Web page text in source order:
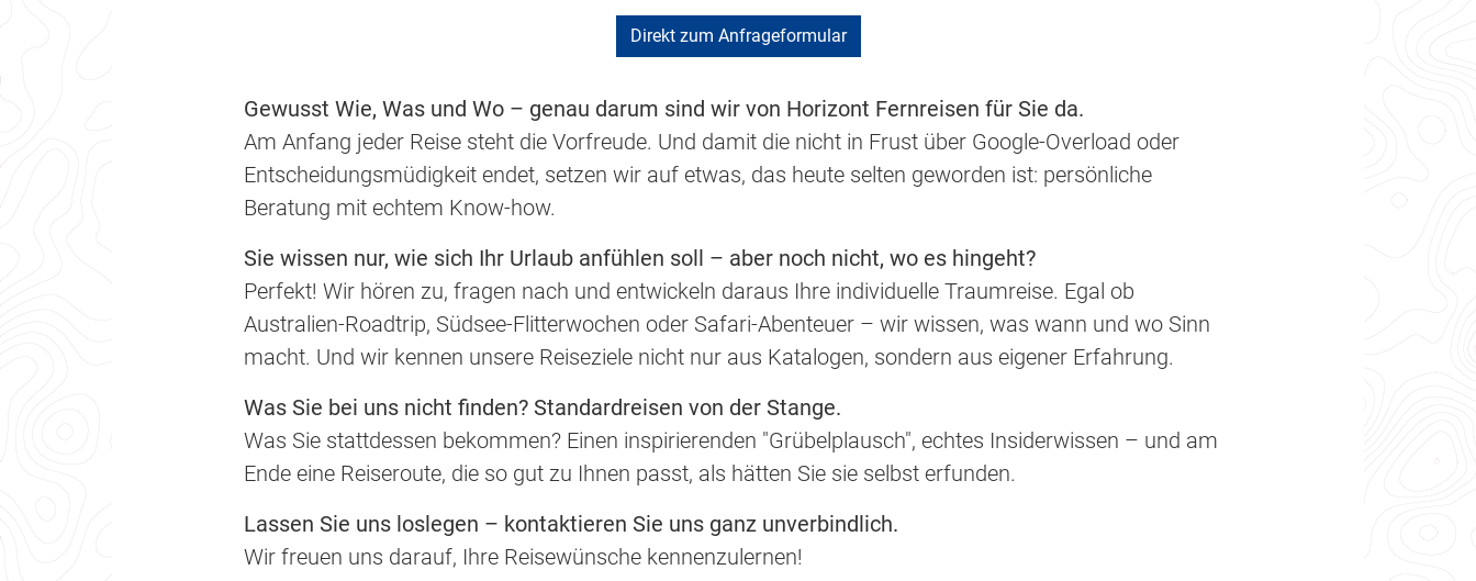
Direkt zum Anfrageformular
Gewusst Wie, Was und Wo – genau darum sind wir von Horizont Fernreisen für Sie da.
Am Anfang jeder Reise steht die Vorfreude. Und damit die nicht in Frust über Google-Overload oder
Entscheidungsmüdigkeit endet, setzen wir auf etwas, das heute selten geworden ist: persönliche
Beratung mit echtem Know-how.
Sie wissen nur, wie sich Ihr Urlaub anfühlen soll – aber noch nicht, wo es hingeht?
Perfekt! Wir hören zu, fragen nach und entwickeln daraus Ihre individuelle Traumreise. Egal ob
Australien-Roadtrip, Südsee-Flitterwochen oder Safari-Abenteuer – wir wissen, was wann und wo Sinn
macht. Und wir kennen unsere Reiseziele nicht nur aus Katalogen, sondern aus eigener Erfahrung.
Was Sie bei uns nicht finden? Standardreisen von der Stange.
Was Sie stattdessen bekommen? Einen inspirierenden "Grübelplausch", echtes Insiderwissen – und am
Ende eine Reiseroute, die so gut zu Ihnen passt, als hätten Sie sie selbst erfunden.
Lassen Sie uns loslegen – kontaktieren Sie uns ganz unverbindlich.
Wir freuen uns darauf, Ihre Reisewünsche kennenzulernen!